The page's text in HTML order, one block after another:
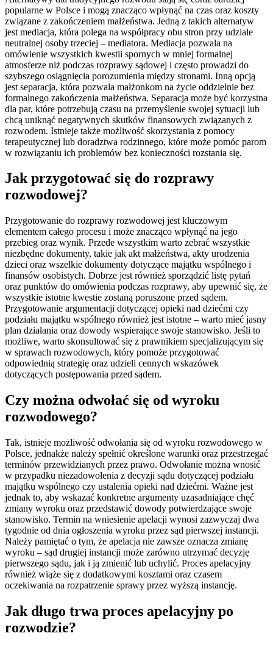
popularne w Polsce i mogą znacząco wpłynąć na czas oraz koszty
związane z zakończeniem małżeństwa. Jedną z takich alternatyw
jest mediacja, która polega na współpracy obu stron przy udziale
neutralnej osoby trzeciej – mediatora. Mediacja pozwala na
omówienie wszystkich kwestii spornych w mniej formalnej
atmosferze niż podczas rozprawy sądowej i często prowadzi do
szybszego osiągnięcia porozumienia między stronami. Inną opcją
jest separacja, która pozwala małżonkom na życie oddzielnie bez
formalnego zakończenia małżeństwa. Separacja może być korzystna
dla par, które potrzebują czasu na przemyślenie swojej sytuacji lub
chcą uniknąć negatywnych skutków finansowych związanych z
rozwodem. Istnieje także możliwość skorzystania z pomocy
terapeutycznej lub doradztwa rodzinnego, które może pomóc parom
w rozwiązaniu ich problemów bez konieczności rozstania się.
Jak przygotować się do rozprawy
rozwodowej?
Przygotowanie do rozprawy rozwodowej jest kluczowym
elementem całego procesu i może znacząco wpłynąć na jego
przebieg oraz wynik. Przede wszystkim warto zebrać wszystkie
niezbędne dokumenty, takie jak akt małżeństwa, akty urodzenia
dzieci oraz wszelkie dokumenty dotyczące majątku wspólnego i
finansów osobistych. Dobrze jest również sporządzić listę pytań
oraz punktów do omówienia podczas rozprawy, aby upewnić się, że
wszystkie istotne kwestie zostaną poruszone przed sądem.
Przygotowanie argumentacji dotyczącej opieki nad dziećmi czy
podziału majątku wspólnego również jest istotne – warto mieć jasny
plan działania oraz dowody wspierające swoje stanowisko. Jeśli to
możliwe, warto skonsultować się z prawnikiem specjalizującym się
w sprawach rozwodowych, który pomoże przygotować
odpowiednią strategię oraz udzieli cennych wskazówek
dotyczących postępowania przed sądem.
Czy można odwołać się od wyroku
rozwodowego?
Tak, istnieje możliwość odwołania się od wyroku rozwodowego w
Polsce, jednakże należy spełnić określone warunki oraz przestrzegać
terminów przewidzianych przez prawo. Odwołanie można wnosić
w przypadku niezadowolenia z decyzji sądu dotyczącej podziału
majątku wspólnego czy ustalenia opieki nad dziećmi. Ważne jest
jednak to, aby wskazać konkretne argumenty uzasadniające chęć
zmiany wyroku oraz przedstawić dowody potwierdzające swoje
stanowisko. Termin na wniesienie apelacji wynosi zazwyczaj dwa
tygodnie od dnia ogłoszenia wyroku przez sąd pierwszej instancji.
Należy pamiętać o tym, że apelacja nie zawsze oznacza zmianę
wyroku – sąd drugiej instancji może zarówno utrzymać decyzję
pierwszego sądu, jak i ją zmienić lub uchylić. Proces apelacyjny
również wiąże się z dodatkowymi kosztami oraz czasem
oczekiwania na rozpatrzenie sprawy przez wyższą instancję.
Jak długo trwa proces apelacyjny po
rozwodzie?